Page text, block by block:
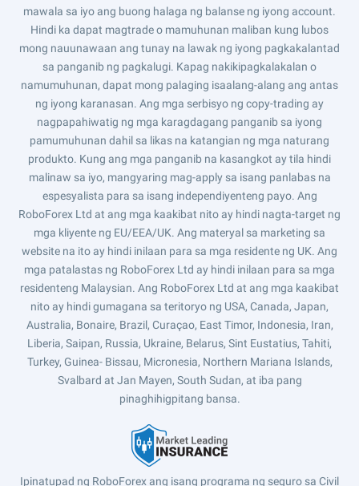
mawala sa iyo ang buong halaga ng balanse ng iyong account.
Hindi ka dapat magtrade o mamuhunan maliban kung lubos
mong nauunawaan ang tunay na lawak ng iyong pagkakalantad
sa panganib ng pagkalugi. Kapag nakikipagkalakalan o
namumuhunan, dapat mong palaging isaalang-alang ang antas
ng iyong karanasan. Ang mga serbisyo ng copy-trading ay
nagpapahiwatig ng mga karagdagang panganib sa iyong
pamumuhunan dahil sa likas na katangian ng mga naturang
produkto. Kung ang mga panganib na kasangkot ay tila hindi
malinaw sa iyo, mangyaring mag-apply sa isang panlabas na
espesyalista para sa isang independiyenteng payo. Ang
RoboForex Ltd at ang mga kaakibat nito ay hindi nagta-target ng
mga kliyente ng EU/EEA/UK. Ang materyal sa marketing sa
website na ito ay hindi inilaan para sa mga residente ng UK. Ang
mga patalastas ng RoboForex Ltd ay hindi inilaan para sa mga
residenteng Malaysian. Ang RoboForex Ltd at ang mga kaakibat
nito ay hindi gumagana sa teritoryo ng USA, Canada, Japan,
Australia, Bonaire, Brazil, Curaçao, East Timor, Indonesia, Iran,
Liberia, Saipan, Russia, Ukraine, Belarus, Sint Eustatius, Tahiti,
Turkey, Guinea- Bissau, Micronesia, Northern Mariana Islands,
Svalbard at Jan Mayen, South Sudan, at iba pang
pinaghihigpitang bansa.
Ipinatupad ng RoboForex ang isang programa ng seguro sa Civil